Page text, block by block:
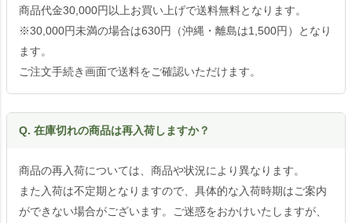
商品代金30,000円以上お買い上げで送料無料となります。
※30,000円未満の場合は630円（沖縄・離島は1,500円）となり
ます。
ご注文手続き画面で送料をご確認いただけます。
Q. 在庫切れの商品は再入荷しますか？
商品の再入荷については、商品や状況により異なります。
また入荷は不定期となりますので、具体的な入荷時期はご案内
ができない場合がございます。ご迷惑をおかけいたしますが、